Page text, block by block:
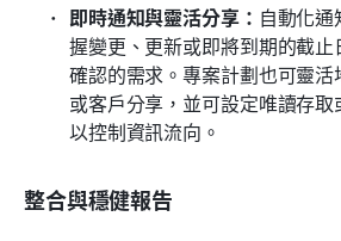
即時通知與靈活分享： 自動化
握變更、更新或即將到期的截
確認的需求。專案計劃也可靈活
或客戶分享，並可設定唯讀存取
以控制資訊流向。
整合與穩健報告